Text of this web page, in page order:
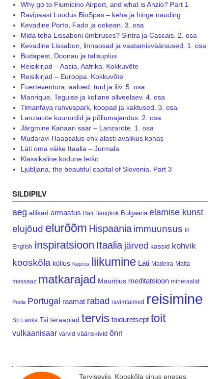
Why go to Fiumicino Airport, and what is Anzio? Part 1
Ravipaast Loodus BioSpas – keha ja hinge nauding
Kevadine Porto, Fado ja ookean. 3. osa
Mida teha Lissaboni ümbruses? Sintra ja Cascais. 2. osa
Kevadine Lissabon, linnaosad ja vaatamisväärsused. 1. osa
Budapest, Doonau ja talisuplus
Reisikirjad – Aasia, Aafrika. Kokkuvõte
Reisikirjad – Euroopa. Kokkuvõte
Fuerteventura, aaloed, tuul ja liiv. 5. osa
Manrique, Teguise ja kollane allveelaev. 4. osa
Timanfaya rahvuspark, koopad ja kaktused. 3. osa
Lanzarote kuurordid ja põllumajandus. 2. osa
Järgmine Kanaari saar – Lanzarote. 1. osa
Mudaravi Haapsalus ehk alasti avalikus kohas
Läti oma väike Itaalia – Jurmala
Klassikaline kodune letšo
Ljubljana, the beautiful capital of Slovenia. Part 3
SILDIPILV
aeg allikad armastus Bali Bangkok Bulgaaria elamise kunst
elujõud elurõõm Hispaania immuunsus in
English inspiratsioon Itaalia järved kassid kohvik
kooskõla küllus Küpros liikumine Läti Madeira Malta
massaaz matkarajad Mauritius meditatsioon mineraalid
Poola Portugal raamat rabad ravimtaimed reisimine
Sri Lanka Tai teraapiad tervis toiduretsept toit
vulkaanisaar värvid vääriskivid õnn
Terviseviis. Kooskõla sinus eneses.